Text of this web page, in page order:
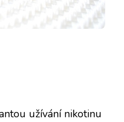
užívání nikotinu